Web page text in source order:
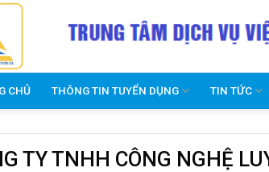
CHỦ THÔNG TIN TUYỂN DỤNG TIN TỨC
TY TNHH CÔNG NGHỆ